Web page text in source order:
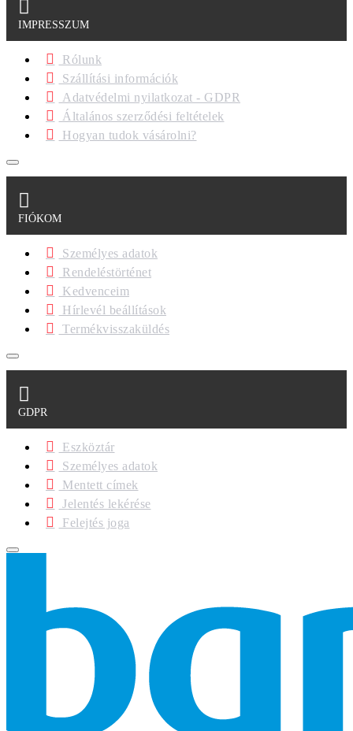
IMPRESSZUM
Rólunk
Szállítási információk
Adatvédelmi nyilatkozat - GDPR
Általános szerződési feltételek
Hogyan tudok vásárolni?
FIÓKOM
Személyes adatok
Rendeléstörténet
Kedvenceim
Hírlevél beállítások
Termékvisszaküldés
GDPR
Eszköztár
Személyes adatok
Mentett címek
Jelentés lekérése
Felejtés joga